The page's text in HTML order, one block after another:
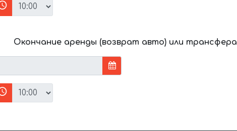
Окончание аренды (возврат авто) или трансфера